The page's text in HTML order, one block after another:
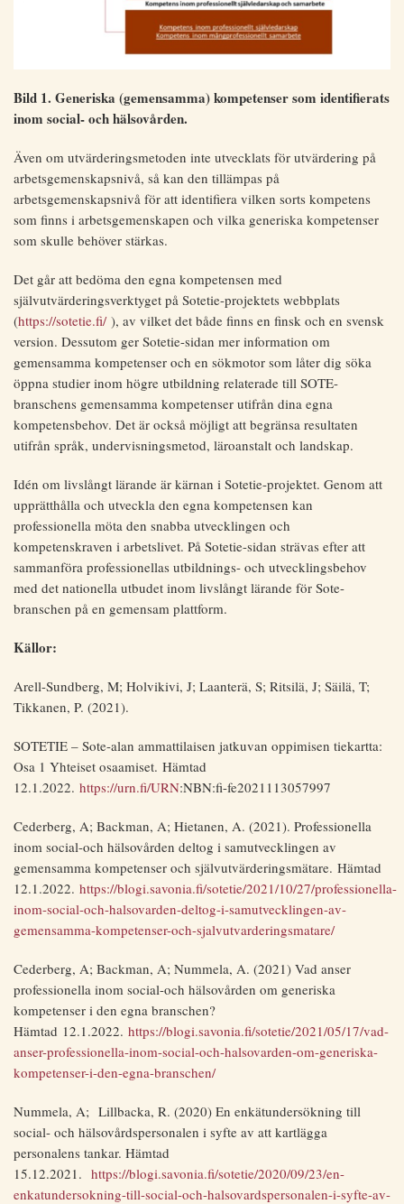
Bild 1. Generiska (gemensamma) kompetenser som identifierats
inom social- och hälsovården.
Även om utvärderingsmetoden inte utvecklats för utvärdering på
arbetsgemenskapsnivå, så kan den tillämpas på
arbetsgemenskapsnivå för att identifiera vilken sorts kompetens
som finns i arbetsgemenskapen och vilka generiska kompetenser
som skulle behöver stärkas.
Det går att bedöma den egna kompetensen med
självutvärderingsverktyget på Sotetie-projektets webbplats
(https://sotetie.fi/), av vilket det både finns en finsk och en svensk
version. Dessutom ger Sotetie-sidan mer information om
gemensamma kompetenser och en sökmotor som låter dig söka
öppna studier inom högre utbildning relaterade till SOTE-
branschens gemensamma kompetenser utifrån dina egna
kompetensbehov. Det är också möjligt att begränsa resultaten
utifrån språk, undervisningsmetod, läroanstalt och landskap.
Idén om livslångt lärande är kärnan i Sotetie-projektet. Genom att
upprätthålla och utveckla den egna kompetensen kan
professionella möta den snabba utvecklingen och
kompetenskraven i arbetslivet. På Sotetie-sidan strävas efter att
sammanföra professionellas utbildnings- och utvecklingsbehov
med det nationella utbudet inom livslångt lärande för Sote-
branschen på en gemensam plattform.
Källor:
Arell-Sundberg, M; Holvikivi, J; Laanterä, S; Ritsilä, J; Säilä, T;
Tikkanen, P. (2021).
SOTETIE – Sote-alan ammattilaisen jatkuvan oppimisen tiekartta:
Osa 1 Yhteiset osaamiset. Hämtad
12.1.2022. https://urn.fi/URN:NBN:fi-fe2021113057997
Cederberg, A; Backman, A; Hietanen, A. (2021). Professionella
inom social-och hälsovården deltog i samutvecklingen av
gemensamma kompetenser och självutvärderingsmätare. Hämtad
12.1.2022. https://blogi.savonia.fi/sotetie/2021/10/27/professionella-
inom-social-och-halsovarden-deltog-i-samutvecklingen-av-
gemensamma-kompetenser-och-sjalvutvarderingsmatare/
Cederberg, A; Backman, A; Nummela, A. (2021) Vad anser
professionella inom social-och hälsovården om generiska
kompetenser i den egna branschen?
Hämtad 12.1.2022. https://blogi.savonia.fi/sotetie/2021/05/17/vad-
anser-professionella-inom-social-och-halsovarden-om-generiska-
kompetenser-i-den-egna-branschen/
Nummela, A; Lillbacka, R. (2020) En enkätundersökning till
social- och hälsovårdspersonalen i syfte av att kartlägga
personalens tankar. Hämtad
15.12.2021. https://blogi.savonia.fi/sotetie/2020/09/23/en-
enkatundersokning-till-social-och-halsovardspersonalen-i-syfte-av-